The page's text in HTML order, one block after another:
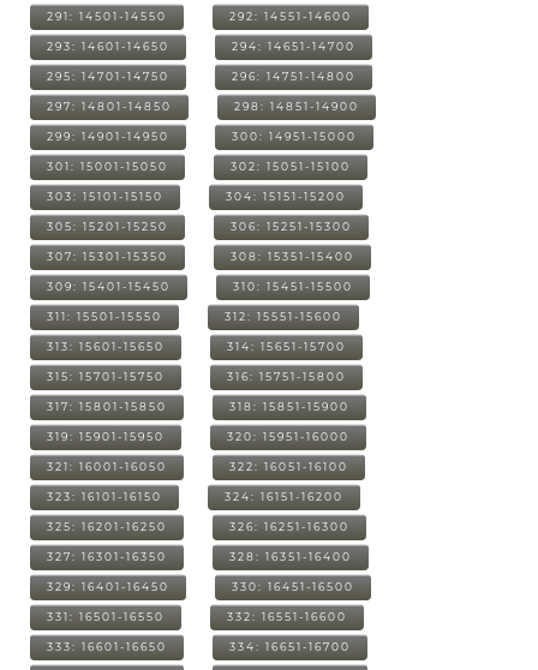
291: 14501-14550 292: 14551-14600
293: 14601-14650 294: 14651-14700
295: 14701-14750 296: 14751-14800
297: 14801-14850 298: 14851-14900
299: 14901-14950 300: 14951-15000
301: 15001-15050 302: 15051-15100
303: 15101-15150 304: 15151-15200
305: 15201-15250 306: 15251-15300
307: 15301-15350 308: 15351-15400
309: 15401-15450 310: 15451-15500
311: 15501-15550 312: 15551-15600
313: 15601-15650 314: 15651-15700
315: 15701-15750 316: 15751-15800
317: 15801-15850 318: 15851-15900
319: 15901-15950 320: 15951-16000
321: 16001-16050 322: 16051-16100
323: 16101-16150 324: 16151-16200
325: 16201-16250 326: 16251-16300
327: 16301-16350 328: 16351-16400
329: 16401-16450 330: 16451-16500
331: 16501-16550 332: 16551-16600
333: 16601-16650 334: 16651-16700